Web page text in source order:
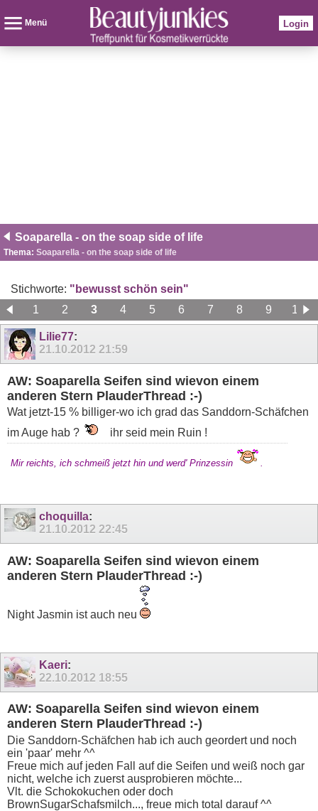
Menü Login
Soaparella - on the soap side of life
Thema: Soaparella - on the soap side of life
Stichworte: "bewusst schön sein"
1
2 3 4 5 6 7 8 9
10
11
12
Lilie77:
21.10.2012 21:59
AW: Soaparella Seifen sind wievon einem
anderen Stern PlauderThread :-)
Wat jetzt-15 % billiger-wo ich grad das Sanddorn-Schäfchen
im Auge hab ?
ihr seid mein Ruin !
Mir reichts, ich schmeiß jetzt hin und werd' Prinzessin .
choquilla:
21.10.2012 22:45
AW: Soaparella Seifen sind wievon einem
anderen Stern PlauderThread :-)
Night Jasmin ist auch neu
Kaeri:
22.10.2012 18:55
AW: Soaparella Seifen sind wievon einem
anderen Stern PlauderThread :-)
Die Sanddorn-Schäfchen hab ich auch geordert und noch
ein 'paar' mehr ^^
Freue mich auf jeden Fall auf die Seifen und weiß noch gar
nicht, welche ich zuerst ausprobieren möchte...
Vlt. die Schokokuchen oder doch
BrownSugarSchafsmilch..., freue mich total darauf ^^